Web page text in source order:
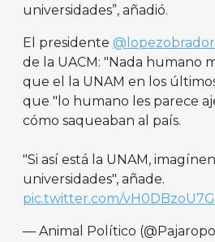
universidades”, añadió.
El presidente @lopezobrador_
de la UACM: "Nada humano
que el la UNAM en los
que "lo humano les parece
cómo saqueaban al país.
"Si así está la UNAM,
universidades", añade.
pic.twitter.com/vH0DBzoU7G
— Animal Político